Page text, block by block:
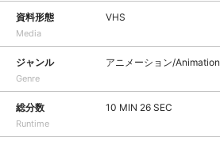
資料形態
Media
VHS
ジャンル
Genre
アニメーション/Animation
総分数
Runtime
10 MIN 26 SEC